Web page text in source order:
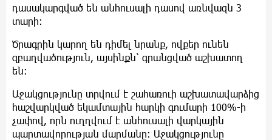
դասակարգված են անհուսալի դասով առնվազն 3
տարի։
Ծրագրին կարող են դիմել նրանք, ովքեր ունեն
զբաղվածություն, այսինքն՝ գրանցված աշխատող
են։
Աջակցությունը տրվում է շահառուի աշխատավարձից
հաշվարկված եկամտային հարկի գումարի 100%-ի
չափով, որն ուղղվում է անհուսալի վարկային
պարտավորության մարմանը: Աջակցությունը